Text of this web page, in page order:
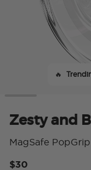
🔥
Zesty and
MagSafe PopGrip
$30